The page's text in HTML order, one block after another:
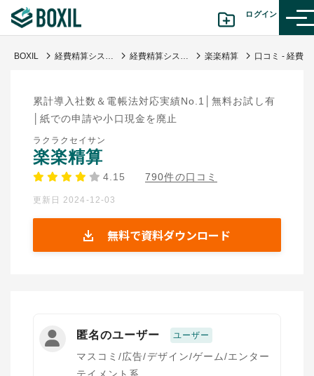
ログイン
診断から探す(β版)
記事から探す
BOXIL 経費精算システム比較おすすめ18選 | タイプ図解や料金表と選び方 経費精算システム 楽楽精算
累計導入社数＆電帳法対応実績No.1│無料お試し有
│紙での申請や小口現金を廃止
ラクラクセイサン
楽楽精算
4.15 790件の口コミ
更新日 2024-12-03
無料で資料ダウンロード
匿名のユーザー ユーザー
マスコミ/広告/デザイン/ゲーム/エンター